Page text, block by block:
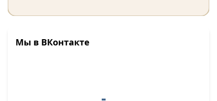
Мы в ВКонтакте